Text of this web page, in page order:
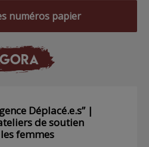
numéros papier
Déplacé.e.s” |
de soutien
femmes